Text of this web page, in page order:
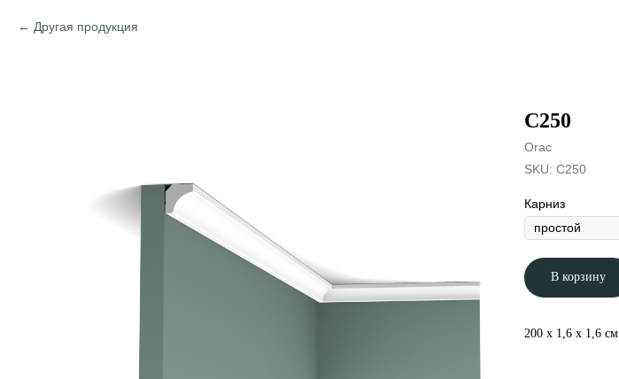
Другая продукция
C250
Orac
SKU: C250
Карниз
В корзину
200 x 1,6 x 1,6 см